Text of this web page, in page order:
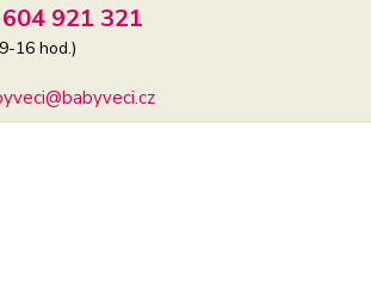
921 321
16 hod.)